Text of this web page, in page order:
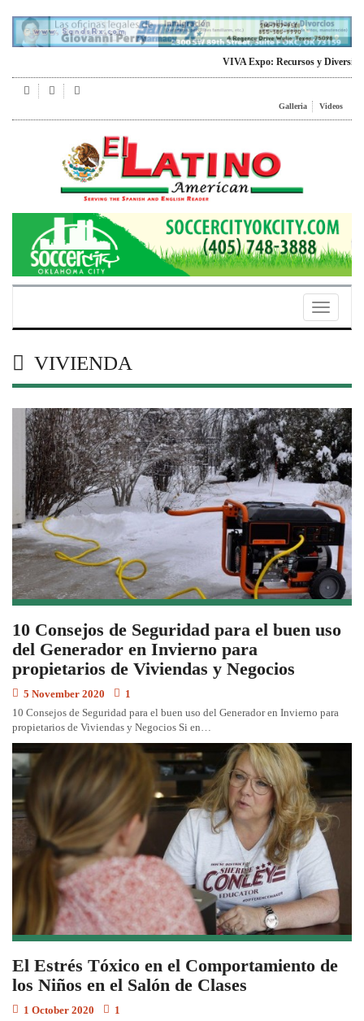
VIVA Expo: Recursos y Diversion para
Galleria Videos
Toggle
VIVIENDA
10 Consejos de Seguridad para el buen uso
del Generador en Invierno para
propietarios de Viviendas y Negocios
5 November 2020
1
10 Consejos de Seguridad para el buen uso del Generador en Invierno para
propietarios de Viviendas y Negocios Si en…
El Estrés Tóxico en el Comportamiento de
los Niños en el Salón de Clases
1 October 2020
1